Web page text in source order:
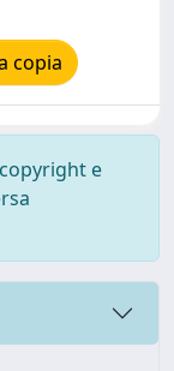
copia
e